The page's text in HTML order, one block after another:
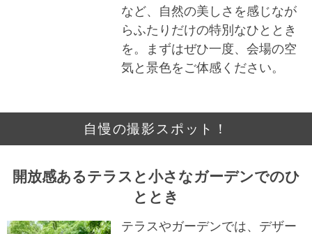
など、自然の美しさを感じなが
らふたりだけの特別なひととき
を。まずはぜひ一度、会場の空
気と景色をご体感ください。
自慢の撮影スポット！
開放感あるテラスと小さなガーデンでのひ
ととき
テラスやガーデンでは、デザー